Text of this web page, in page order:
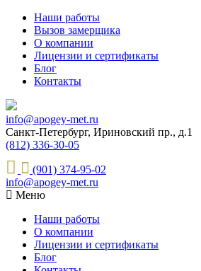
Наши работы
Вызов замерщика
О компании
Лицензии и сертификаты
Блог
Контакты
info@apogey-met.ru
Санкт-Петербург, Ириновский пр., д.1
(812) 336-30-05
(901) 374-95-02
info@apogey-met.ru
Меню
Наши работы
О компании
Лицензии и сертификаты
Блог